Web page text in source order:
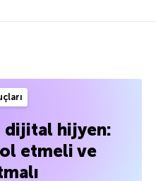
dijital hijyen:
etmeli ve